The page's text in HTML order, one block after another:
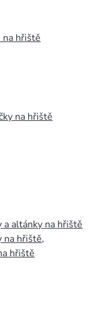
hřiště
na hřiště
a altánky na hřiště
na hřiště,
hřiště